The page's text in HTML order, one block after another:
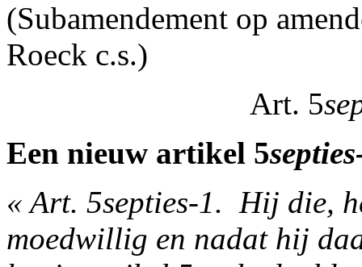
(Subamendement op
Roeck c.s.)
Art. 5
Een nieuw artikel 5
« Art. 5septies-1. ­ Hij die,
moedwillig en nadat hij